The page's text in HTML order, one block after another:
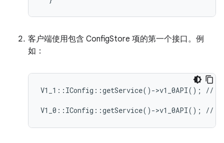
客户端使用包含 ConfigStore 项的第一个接口。例
如：
V1_1::IConfig::getService()->v1_0API(); // NOT